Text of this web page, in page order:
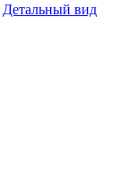
Детальный вид